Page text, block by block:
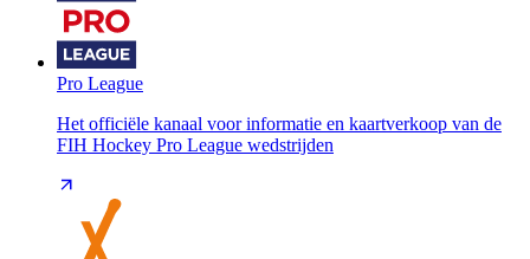
Pro League
Het officiële kanaal voor informatie en kaartverkoop van de
FIH Hockey Pro League wedstrijden